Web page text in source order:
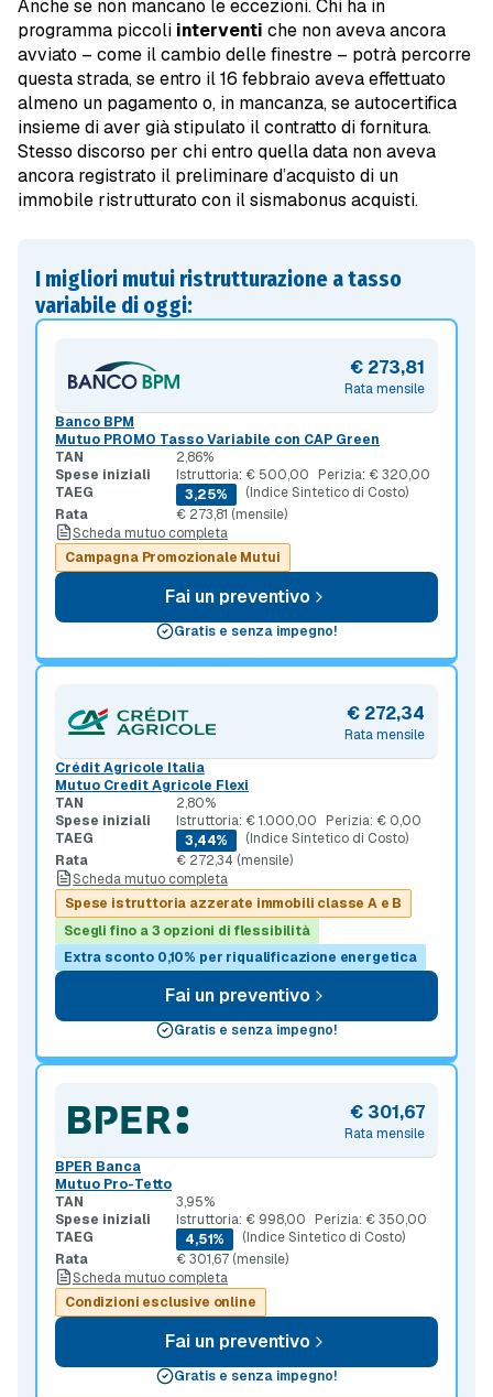
Anche se non mancano le eccezioni. Chi ha in
programma piccoli interventi che non aveva ancora
avviato – come il cambio delle finestre – potrà percorre
questa strada, se entro il 16 febbraio aveva effettuato
almeno un pagamento o, in mancanza, se autocertifica
insieme di aver già stipulato il contratto di fornitura.
Stesso discorso per chi entro quella data non aveva
ancora registrato il preliminare d’acquisto di un
immobile ristrutturato con il sismabonus acquisti.
I migliori mutui ristrutturazione a tasso
variabile di oggi:
Rata mensile
€ 273,81
Banco BPM
Mutuo PROMO Tasso Variabile con CAP Green
TAN
2,86%
Spese iniziali
Istruttoria: € 500,00
Perizia: € 320,00
TAEG
3,25%
(Indice Sintetico di Costo)
Rata
€ 273,81 (mensile)
Scheda mutuo completa
Campagna Promozionale Mutui
Fai un preventivo
Gratis e senza impegno!
Rata mensile
€ 272,34
Crédit Agricole Italia
Mutuo Credit Agricole Flexi
TAN
2,80%
Spese iniziali
Istruttoria: € 1.000,00
Perizia: € 0,00
TAEG
3,44%
(Indice Sintetico di Costo)
Rata
€ 272,34 (mensile)
Scheda mutuo completa
Spese istruttoria azzerate immobili classe A e B
Scegli fino a 3 opzioni di flessibilità
Extra sconto 0,10% per riqualificazione energetica
Fai un preventivo
Gratis e senza impegno!
Rata mensile
€ 301,67
BPER Banca
Mutuo Pro-Tetto
TAN
3,95%
Spese iniziali
Istruttoria: € 998,00
Perizia: € 350,00
TAEG
4,51%
(Indice Sintetico di Costo)
Rata
€ 301,67 (mensile)
Scheda mutuo completa
Condizioni esclusive online
Fai un preventivo
Gratis e senza impegno!